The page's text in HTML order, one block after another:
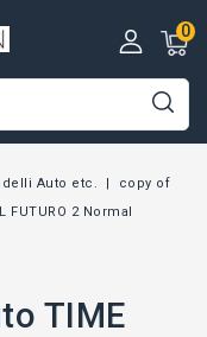
0
Auto etc.
copy of
FUTURO 2 Normal
TIME